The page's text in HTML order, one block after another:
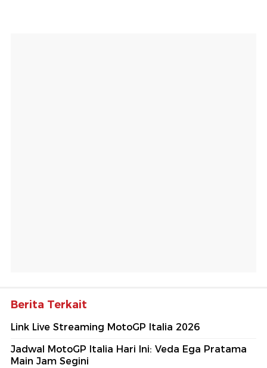
Berita Terkait
Link Live Streaming MotoGP Italia 2026
Jadwal MotoGP Italia Hari Ini: Veda Ega Pratama
Main Jam Segini